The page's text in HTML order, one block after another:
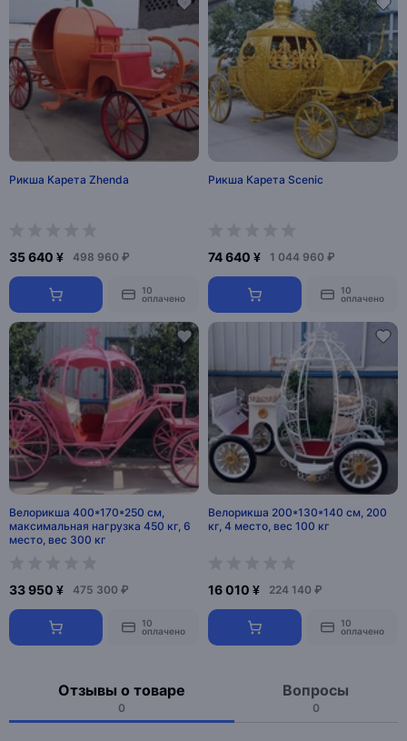
Рикша Карета Zhenda
35 640 ¥ 498 960 ₽
10
оплачено
Рикша Карета Scenic
74 640 ¥ 1 044 960 ₽
10
оплачено
Велорикша 400*170*250 см,
максимальная нагрузка 450 кг, 6
место, вес 300 кг
33 950 ¥ 475 300 ₽
10
оплачено
Велорикша 200*130*140 см, 200
кг, 4 место, вес 100 кг
16 010 ¥ 224 140 ₽
10
оплачено
Отзывы о товаре
0
Вопросы
0